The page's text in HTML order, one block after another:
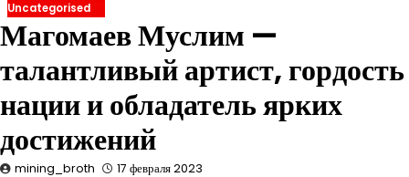
Uncategorised
Магомаев Муслим —
талантливый артист, гордость
нации и обладатель ярких
достижений
mining_broth 17 февраля 2023